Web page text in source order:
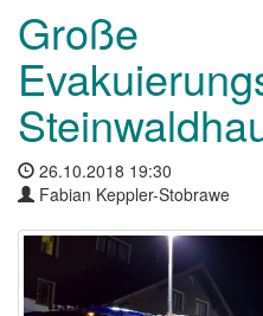
Große
26.10.2018 19:30
Fabian Keppler-Stobrawe